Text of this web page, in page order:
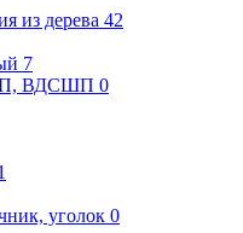
из дерева 42
7
ВДСШП 0
уголок 0